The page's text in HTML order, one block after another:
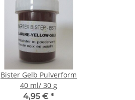
Bister Gelb Pulverform
40 ml/ 30 g
4,95 € *